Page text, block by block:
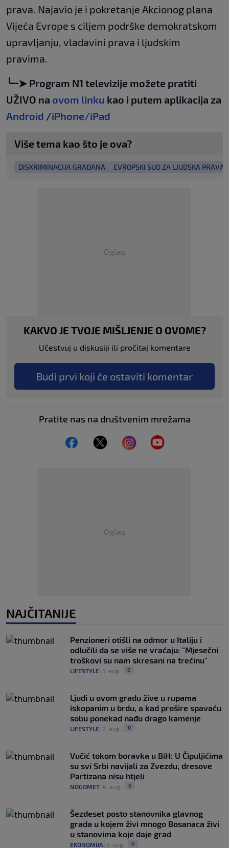
prava. Najavio je i pokretanje Akcionog plana
Vijeća Evrope s ciljem podrške demokratskom
upravljanju, vladavini prava i ljudskim
pravima.
╰┈➤ Program N1 televizije možete pratiti
UŽIVO na ovom linku kao i putem aplikacija za
Android /iPhone/iPad
Više tema kao što je ova?
DISKRIMINACIJA GRAĐANA EVROPSKI SUD ZA LJUDSKA PRAVA
Oglas
KAKVO JE TVOJE MIŠLJENJE O OVOME?
Učestvuj u diskusiji ili pročitaj komentare
Budi prvi koji će ostaviti komentar
Pratite nas na društvenim mrežama
Oglas
NAJČITANIJE
Penzioneri otišli na odmor u Italiju i
odlučili da se više ne vraćaju: "Mjesečni
troškovi su nam skresani na trećinu"
LIFESTYLE 5. aug. 0
Ljudi u ovom gradu žive u rupama
iskopanim u brdu, a kad prošire spavaću
sobu ponekad nađu drago kamenje
LIFESTYLE 2. aug. 0
Vučić tokom boravka u BiH: U Čipuljićima
su svi Srbi navijali za Zvezdu, dresove
Partizana nisu htjeli
NOGOMET 6. aug. 0
Šezdeset posto stanovnika glavnog
grada u kojem živi mnogo Bosanaca živi
u stanovima koje daje grad
EKONOMIJA 5. aug. 0